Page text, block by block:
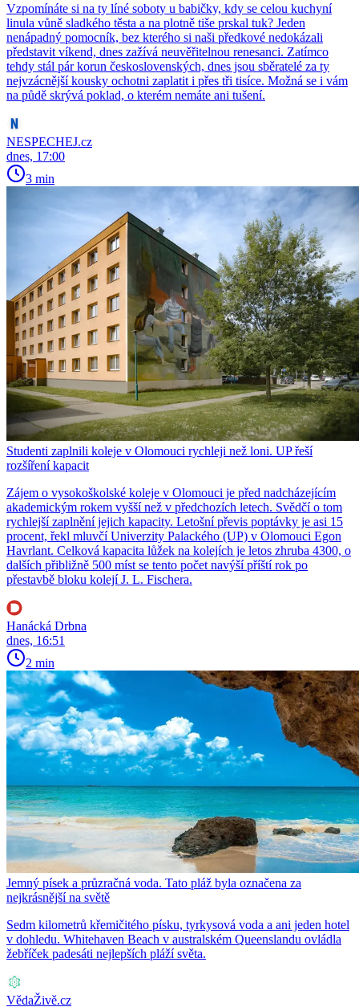
Vzpomínáte si na ty líné soboty u babičky, kdy se celou kuchyní
linula vůně sladkého těsta a na plotně tiše prskal tuk? Jeden
nenápadný pomocník, bez kterého si naši předkové nedokázali
představit víkend, dnes zažívá neuvěřitelnou renesanci. Zatímco
tehdy stál pár korun československých, dnes jsou sběratelé za ty
nejvzácnější kousky ochotni zaplatit i přes tři tisíce. Možná se i vám
na půdě skrývá poklad, o kterém nemáte ani tušení.
NESPECHEJ.cz
dnes, 17:00
3 min
Studenti zaplnili koleje v Olomouci rychleji než loni. UP řeší
rozšíření kapacit
Zájem o vysokoškolské koleje v Olomouci je před nadcházejícím
akademickým rokem vyšší než v předchozích letech. Svědčí o tom
rychlejší zaplnění jejich kapacity. Letošní převis poptávky je asi 15
procent, řekl mluvčí Univerzity Palackého (UP) v Olomouci Egon
Havrlant. Celková kapacita lůžek na kolejích je letos zhruba 4300, o
dalších přibližně 500 míst se tento počet navýší příští rok po
přestavbě bloku kolejí J. L. Fischera.
Hanácká Drbna
dnes, 16:51
2 min
Jemný písek a průzračná voda. Tato pláž byla označena za
nejkrásnější na světě
Sedm kilometrů křemičitého písku, tyrkysová voda a ani jeden hotel
v dohledu. Whitehaven Beach v australském Queenslandu ovládla
žebříček padesáti nejlepších pláží světa.
VědaŽivě.cz